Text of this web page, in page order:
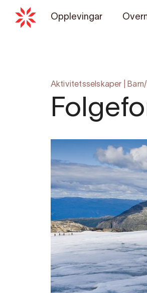
Opplevingar
Aktivitetsselskaper